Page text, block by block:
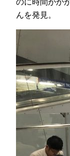
んを発見。